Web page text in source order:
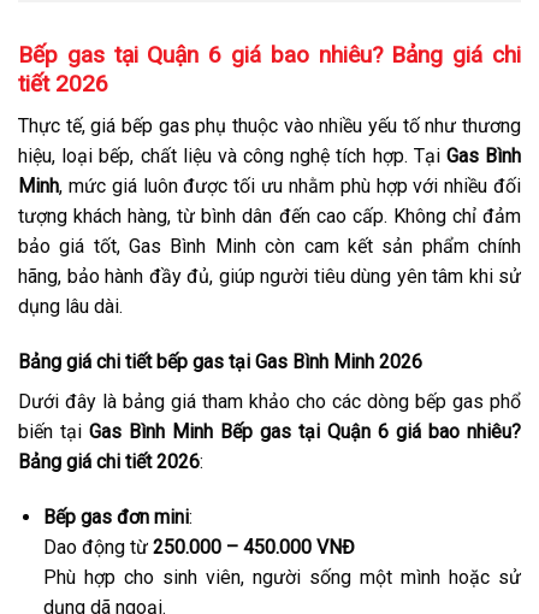
Bếp gas tại Quận 6 giá bao nhiêu? Bảng giá chi
tiết 2026
Thực tế, giá bếp gas phụ thuộc vào nhiều yếu tố như thương
hiệu, loại bếp, chất liệu và công nghệ tích hợp. Tại Gas Bình
Minh, mức giá luôn được tối ưu nhằm phù hợp với nhiều đối
tượng khách hàng, từ bình dân đến cao cấp. Không chỉ đảm
bảo giá tốt, Gas Bình Minh còn cam kết sản phẩm chính
hãng, bảo hành đầy đủ, giúp người tiêu dùng yên tâm khi sử
dụng lâu dài.
Bảng giá chi tiết bếp gas tại Gas Bình Minh 2026
Dưới đây là bảng giá tham khảo cho các dòng bếp gas phổ
biến tại Gas Bình Minh Bếp gas tại Quận 6 giá bao nhiêu?
Bảng giá chi tiết 2026:
Bếp gas đơn mini:
Dao động từ 250.000 – 450.000 VNĐ
Phù hợp cho sinh viên, người sống một mình hoặc sử
dụng dã ngoại.